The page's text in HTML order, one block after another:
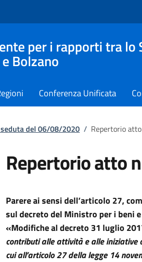
per i rapporti tra lo
Bolzano
Conferenza Unificata
del 06/08/2020 / Repertorio
Repertorio atto
Parere ai sensi dell’articolo 27,
sul decreto del Ministro per i beni
«Modifiche al decreto 31 luglio
contributi alle attività e alle iniziative
cui all’articolo 27 della legge 14